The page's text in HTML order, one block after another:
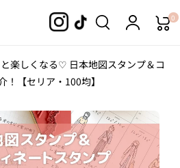
0
楽しくなる♡ 日本地図スタンプ＆コ
！【セリア・100均】